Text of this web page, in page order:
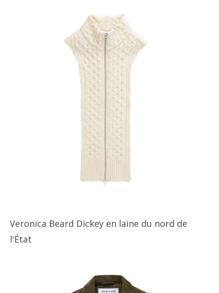
Veronica Beard Dickey en laine du nord de
l'État